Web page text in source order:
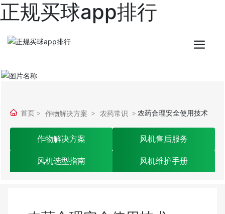
正规买球app排行
首页 作物解决方案 农药常识 农药合理安全使用技术
作物解决方案 风机售后服务
风机选型指南 风机维护手册